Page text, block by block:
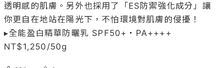
透明感的肌膚。另外也採用了「ES防禦強化成分」讓
你更自在地站在陽光下，不怕環境對肌膚的侵擾！
▸全能盈白精華防曬乳 SPF50+・PA++++
NT$1,250/50g